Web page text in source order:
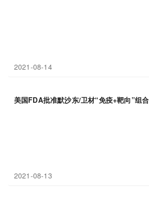
2021-08-14
美国FDA批准默沙东/卫材“免疫+靶向”组合
2021-08-13